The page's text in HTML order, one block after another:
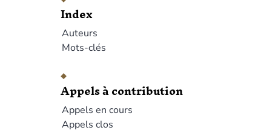
Index
Auteurs
Mots-clés
Appels à contribution
Appels en cours
Appels clos